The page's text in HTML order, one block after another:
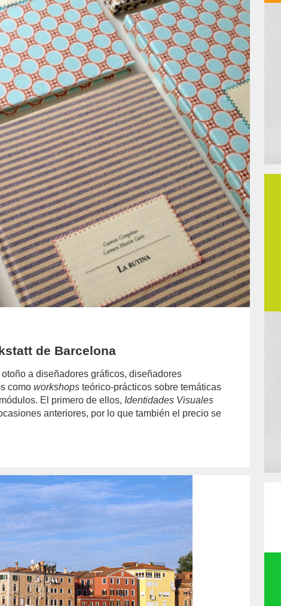
de Barcelona
a diseñadores gráficos, diseñadores
como workshopsteórico-prácticos sobre temáticas
El primero de ellos, Identidades Visuales
anteriores, por lo que también el precio se
Carlota%20Cattermole/